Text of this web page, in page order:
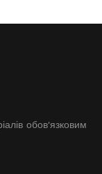
обов'язковим